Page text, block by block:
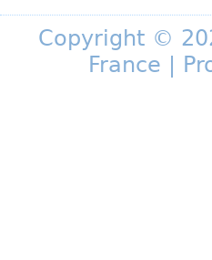
Copyright ©
France |